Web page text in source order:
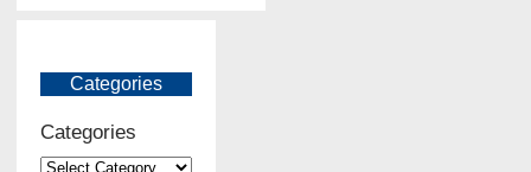
Categories
Categories